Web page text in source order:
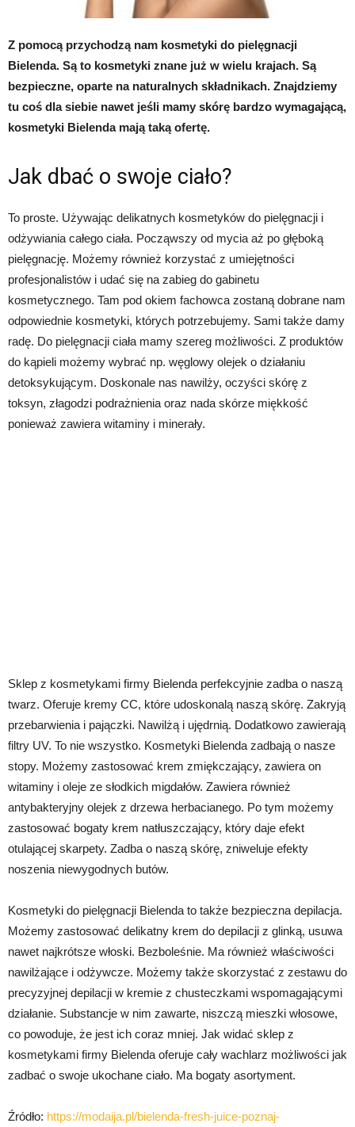
Z pomocą przychodzą nam kosmetyki do pielęgnacji
Bielenda. Są to kosmetyki znane już w wielu krajach. Są
bezpieczne, oparte na naturalnych składnikach. Znajdziemy
tu coś dla siebie nawet jeśli mamy skórę bardzo wymagającą,
kosmetyki Bielenda mają taką ofertę.
Jak dbać o swoje ciało?
To proste. Używając delikatnych kosmetyków do pielęgnacji i
odżywiania całego ciała. Począwszy od mycia aż po głęboką
pielęgnację. Możemy również korzystać z umiejętności
profesjonalistów i udać się na zabieg do gabinetu
kosmetycznego. Tam pod okiem fachowca zostaną dobrane nam
odpowiednie kosmetyki, których potrzebujemy. Sami także damy
radę. Do pielęgnacji ciała mamy szereg możliwości. Z produktów
do kąpieli możemy wybrać np. węglowy olejek o działaniu
detoksykującym. Doskonale nas nawilży, oczyści skórę z
toksyn, złagodzi podrażnienia oraz nada skórze miękkość
ponieważ zawiera witaminy i minerały.
Sklep z kosmetykami firmy Bielenda perfekcyjnie zadba o naszą
twarz. Oferuje kremy CC, które udoskonalą naszą skórę. Zakryją
przebarwienia i pajączki. Nawilżą i ujędrnią. Dodatkowo zawierają
filtry UV. To nie wszystko. Kosmetyki Bielenda zadbają o nasze
stopy. Możemy zastosować krem zmiękczający, zawiera on
witaminy i oleje ze słodkich migdałów. Zawiera również
antybakteryjny olejek z drzewa herbacianego. Po tym możemy
zastosować bogaty krem natłuszczający, który daje efekt
otulającej skarpety. Zadba o naszą skórę, zniweluje efekty
noszenia niewygodnych butów.
Kosmetyki do pielęgnacji Bielenda to także bezpieczna depilacja.
Możemy zastosować delikatny krem do depilacji z glinką, usuwa
nawet najkrótsze włoski. Bezboleśnie. Ma również właściwości
nawilżające i odżywcze. Możemy także skorzystać z zestawu do
precyzyjnej depilacji w kremie z chusteczkami wspomagającymi
działanie. Substancje w nim zawarte, niszczą mieszki włosowe,
co powoduje, że jest ich coraz mniej. Jak widać sklep z
kosmetykami firmy Bielenda oferuje cały wachlarz możliwości jak
zadbać o swoje ukochane ciało. Ma bogaty asortyment.
Źródło: https://modaija.pl/bielenda-fresh-juice-poznaj-